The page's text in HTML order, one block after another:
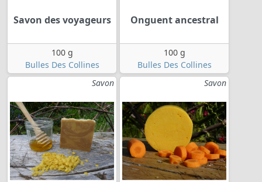
Savon des voyageurs
100 g
Bulles Des Collines
Onguent ancestral
100 g
Bulles Des Collines
Savon
Savon